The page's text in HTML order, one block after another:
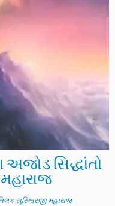
સિદ્ધાંતો
સૂરિશ્વરજી મહારાજ